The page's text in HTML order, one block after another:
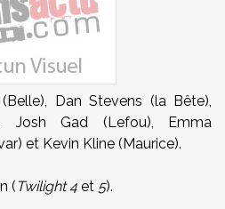
Dan Stevens (la Bête),
Josh Gad (Lefou), Emma
et Kevin Kline (Maurice).
( Twilight 4 et 5).